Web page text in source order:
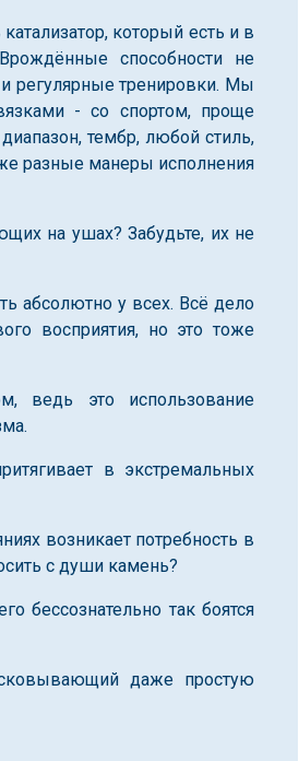
который есть и в
способности не
регулярные тренировки. Мы
- со спортом, проще
тембр, любой стиль,
разные манеры исполнения
на ушах? Забудьте, их не
абсолютно у всех. Всё дело
восприятия, но это тоже
ведь это использование
в экстремальных
возникает потребность в
с души камень?
бессознательно так боятся
даже простую